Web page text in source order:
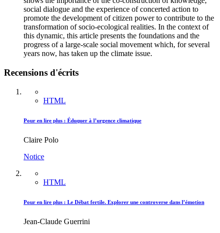
social dialogue and the experience of concerted action to
promote the development of citizen power to contribute to the
transformation of socio-ecological realities. In the context of
this dynamic, this article presents the foundations and the
progress of a large-scale social movement which, for several
years now, has taken up the climate issue.
Recensions d'écrits
HTML
Pour en lire plus : Éduquer à l’urgence climatique
Claire Polo
Notice
HTML
Pour en lire plus : Le Débat fertile. Explorer une controverse dans l’émotion
Jean-Claude Guerrini